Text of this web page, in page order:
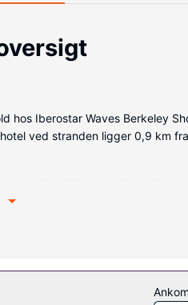
hos Iberostar Waves Berkeley
ved stranden ligger 0,9 km
på nettet, og kabelkanaler